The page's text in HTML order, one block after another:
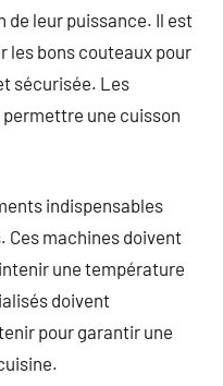
de leur puissance. Il est
les bons couteaux pour
sécurisée. Les
une cuisson
indispensables
Ces machines doivent
une température
doivent
pour garantir une